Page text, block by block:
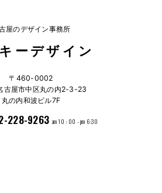
屋のデザイン事務所
ーデザイン
〒460-0002
古屋市中区丸の内2-3-23
丸の内和波ビル7F
228-9263 am 10 : 00 - pm 6:30